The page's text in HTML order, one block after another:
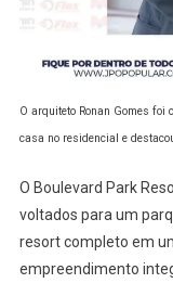
O arquiteto Ronan Gomes
casa no residencial e
O Boulevard Park
voltados para um
resort completo em
empreendimento